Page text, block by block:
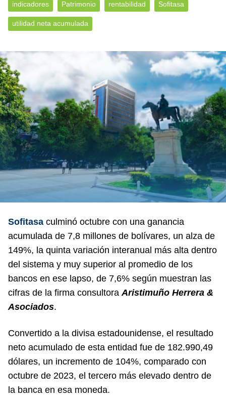
indicadores Patrimonio rentabilidad Sofitasa
utilidad neta acumulada
Sofitasa culminó octubre con una ganancia
acumulada de 7,8 millones de bolívares, un alza de
149%, la quinta variación interanual más alta dentro
del sistema y muy superior al promedio de los
bancos en ese lapso, de 7,6% según muestran las
cifras de la firma consultora Aristimuño Herrera &
Asociados.
Convertido a la divisa estadounidense, el resultado
neto acumulado de esta entidad fue de 182.990,49
dólares, un incremento de 104%, comparado con
octubre de 2023, el tercero más elevado dentro de
la banca en esa moneda.